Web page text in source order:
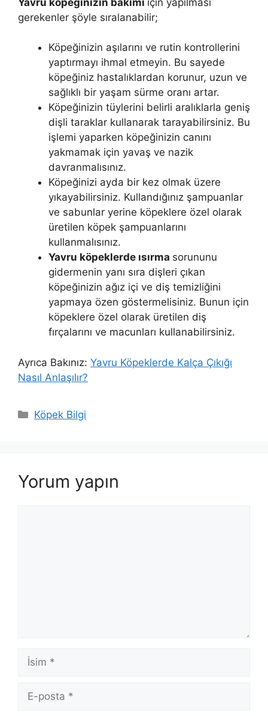
gerekenler şöyle sıralanabilir;
Köpeğinizin aşılarını ve rutin kontrollerini
yaptırmayı ihmal etmeyin. Bu sayede
köpeğiniz hastalıklardan korunur, uzun ve
sağlıklı bir yaşam sürme oranı artar.
Köpeğinizin tüylerini belirli aralıklarla geniş
dişli taraklar kullanarak tarayabilirsiniz. Bu
işlemi yaparken köpeğinizin canını
yakmamak için yavaş ve nazik
davranmalısınız.
Köpeğinizi ayda bir kez olmak üzere
yıkayabilirsiniz. Kullandığınız şampuanlar
ve sabunlar yerine köpeklere özel olarak
üretilen köpek şampuanlarını
kullanmalısınız.
Yavru köpeklerde ısırma sorununu
gidermenin yanı sıra dişleri çıkan
köpeğinizin ağız içi ve diş temizliğini
yapmaya özen göstermelisiniz. Bunun için
köpeklere özel olarak üretilen diş
fırçalarını ve macunları kullanabilirsiniz.
Ayrıca Bakınız: Yavru Köpeklerde Kalça Çıkığı
Nasıl Anlaşılır?
Kategoriler
Köpek Bilgi
Yorum yapın
İsim
posta